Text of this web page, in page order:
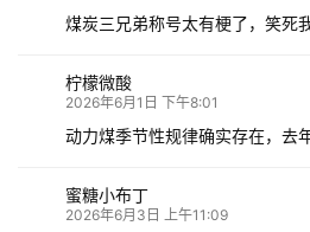
煤炭三兄弟称号太有梗了，笑死
柠檬微酸
2026年6月1日 下午8:01
动力煤季节性规律确实存在，去
蜜糖小布丁
2026年6月3日 上午11:09